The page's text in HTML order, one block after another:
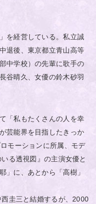
を経営している。私立誠
退後、東京都立青山高等
中学校）の先輩に歌手の
谷晴久、女優の鈴木砂羽
「私もたくさんの人を幸
芸能界を目指したきっか
モーションに所属、モデ
る透視図』の主演女優と
」に、あとから「高樹」
圭三と結婚するが、2000